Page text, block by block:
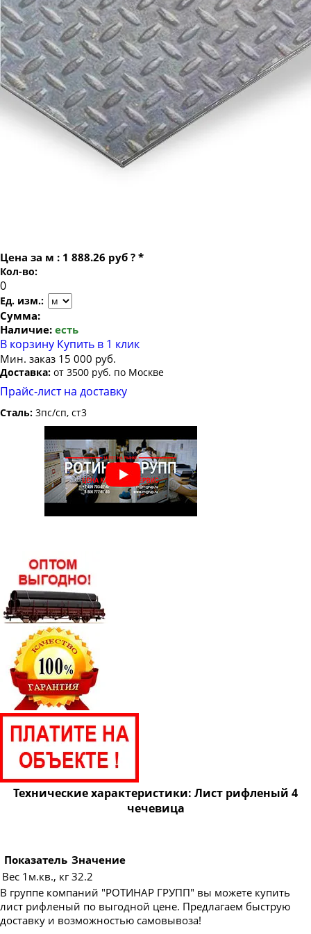
Лист рифленый 10 ромб
Лист рифленый 10 чечевица
Лист рифленый 12 ромб
Лист рифленый 12 чечевица
Цена за м : 1 888.26 руб ? *
Кол-во:
Ед. изм.:
Сумма:
Наличие: есть
В корзину Купить в 1 клик
Мин. заказ 15 000 руб.
Доставка: от 3500 руб. по Москве
Прайс-лист на доставку
Сталь: 3пс/сп, ст3
Технические характеристики: Лист рифленый 4
чечевица
Показатель Значение
Вес 1м.кв., кг 32.2
В группе компаний "РОТИНАР ГРУПП" вы можете купить
лист рифленый по выгодной цене. Предлагаем быструю
доставку и возможностью самовывоза!